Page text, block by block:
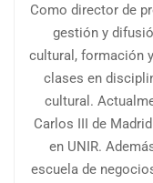
Como director de
gestión y
cultural, formación
clases en
cultural.
Carlos III de
en UNIR.
escuela de